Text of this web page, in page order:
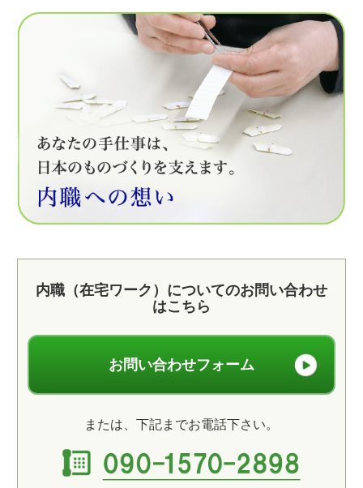
内職（在宅ワーク）についてのお問い合わせ
はこちら
お問い合わせフォーム
または、下記までお電話下さい。